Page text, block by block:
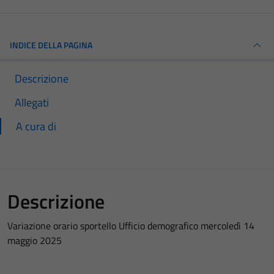
INDICE DELLA PAGINA
Descrizione
Allegati
A cura di
Descrizione
Variazione orario sportello Ufficio demografico mercoledì 14
maggio 2025